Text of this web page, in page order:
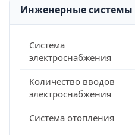
Инженерные системы
Система
электроснабжения
Количество вводов
электроснабжения
Система отопления